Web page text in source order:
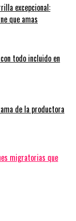
excepcional:
que amas
todo incluido en
de la productora
migratorias que